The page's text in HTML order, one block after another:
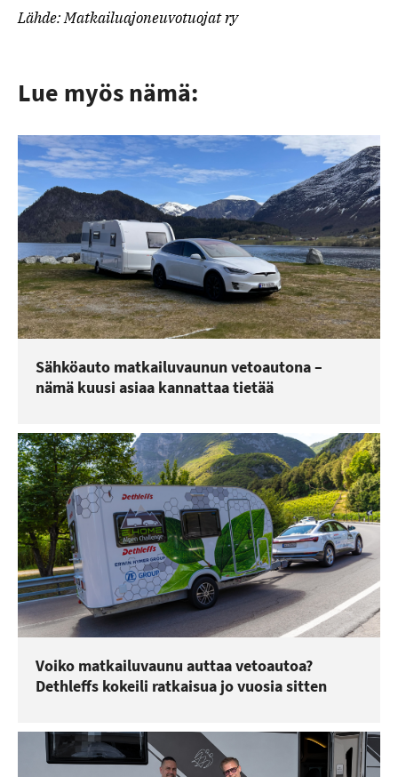
Lähde: Matkailuajoneuvotuojat ry
Lue myös nämä:
Sähköauto matkailuvaunun vetoautona –
nämä kuusi asiaa kannattaa tietää
Voiko matkailuvaunu auttaa vetoautoa?
Dethleffs kokeili ratkaisua jo vuosia sitten